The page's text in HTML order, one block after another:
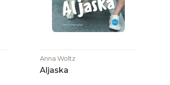
Anna Woltz
Aljaska